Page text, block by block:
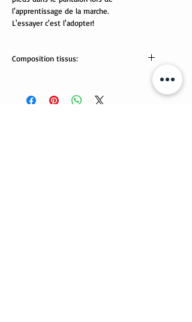
l'apprentissage de la marche.
L'essayer c'est l'adopter!
Composition tissus:
Lavable en machine.